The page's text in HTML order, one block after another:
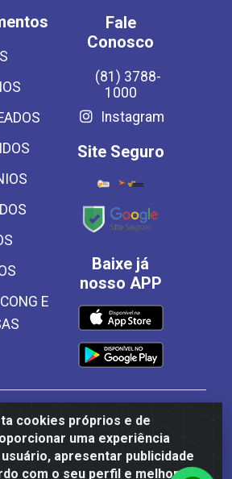
cookies próprios e de
uma experiência
apresentar publicidade
com o seu perfil e melhorar a
E
Fale
Conosco
(81) 3788-
1000
Instagram
Site Seguro
Baixe já
nosso APP
e Importadora de Alimentos
101 Sul Km 187, 310 Galpão - Santa
PE - CEP 55540-000 - CNPJ
03.504.437/0001-50